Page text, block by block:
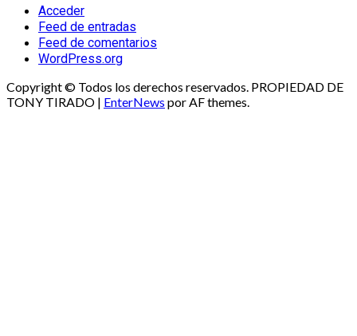
Acceder
Feed de entradas
Feed de comentarios
WordPress.org
Copyright © Todos los derechos reservados. PROPIEDAD DE
TONY TIRADO | EnterNews por AF themes.